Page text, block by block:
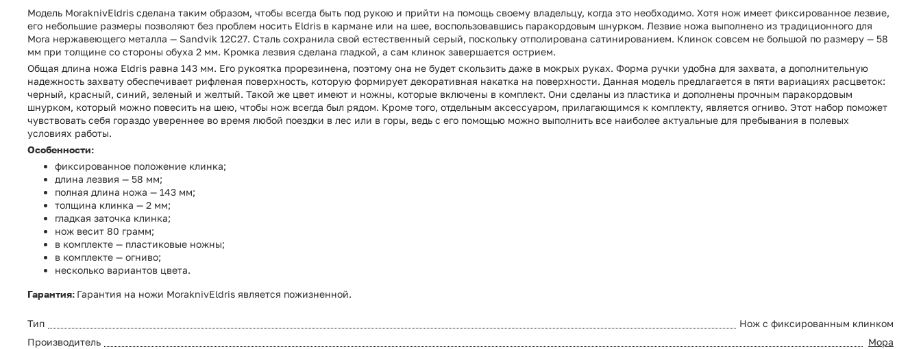
Модель MoraknivEldris сделана таким образом, чтобы всегда быть под рукою и прийти на помощь своему владельцу, когда это необходимо. Хотя нож имеет фиксированное лезвие,
его небольшие размеры позволяют без проблем носить Eldris в кармане или на шее, воспользовавшись паракордовым шнурком. Лезвие ножа выполнено из традиционного для
Mora нержавеющего металла — Sandvik 12С27. Сталь сохранила свой естественный серый, поскольку отполирована сатинированием. Клинок совсем не большой по размеру — 58
мм при толщине со стороны обуха 2 мм. Кромка лезвия сделана гладкой, а сам клинок завершается острием.
Общая длина ножа Eldris равна 143 мм. Его рукоятка прорезинена, поэтому она не будет скользить даже в мокрых руках. Форма ручки удобна для захвата, а дополнительную
надежность захвату обеспечивает рифленая поверхность, которую формирует декоративная накатка на поверхности. Данная модель предлагается в пяти вариациях расцветок:
черный, красный, синий, зеленый и желтый. Такой же цвет имеют и ножны, которые включены в комплект. Они сделаны из пластика и дополнены прочным паракордовым
шнурком, который можно повесить на шею, чтобы нож всегда был рядом. Кроме того, отдельным аксессуаром, прилагающимся к комплекту, является огниво. Этот набор поможет
чувствовать себя гораздо увереннее во время любой поездки в лес или в горы, ведь с его помощью можно выполнить все наиболее актуальные для пребывания в полевых
условиях работы.
Особенности:
фиксированное положение клинка;
длина лезвия — 58 мм;
полная длина ножа — 143 мм;
толщина клинка — 2 мм;
гладкая заточка клинка;
нож весит 80 грамм;
в комплекте — пластиковые ножны;
в комплекте — огниво;
несколько вариантов цвета.
Гарантия: Гарантия на ножи MoraknivEldris является пожизненной.
Тип
Нож с фиксированным клинком
Производитель
Мора